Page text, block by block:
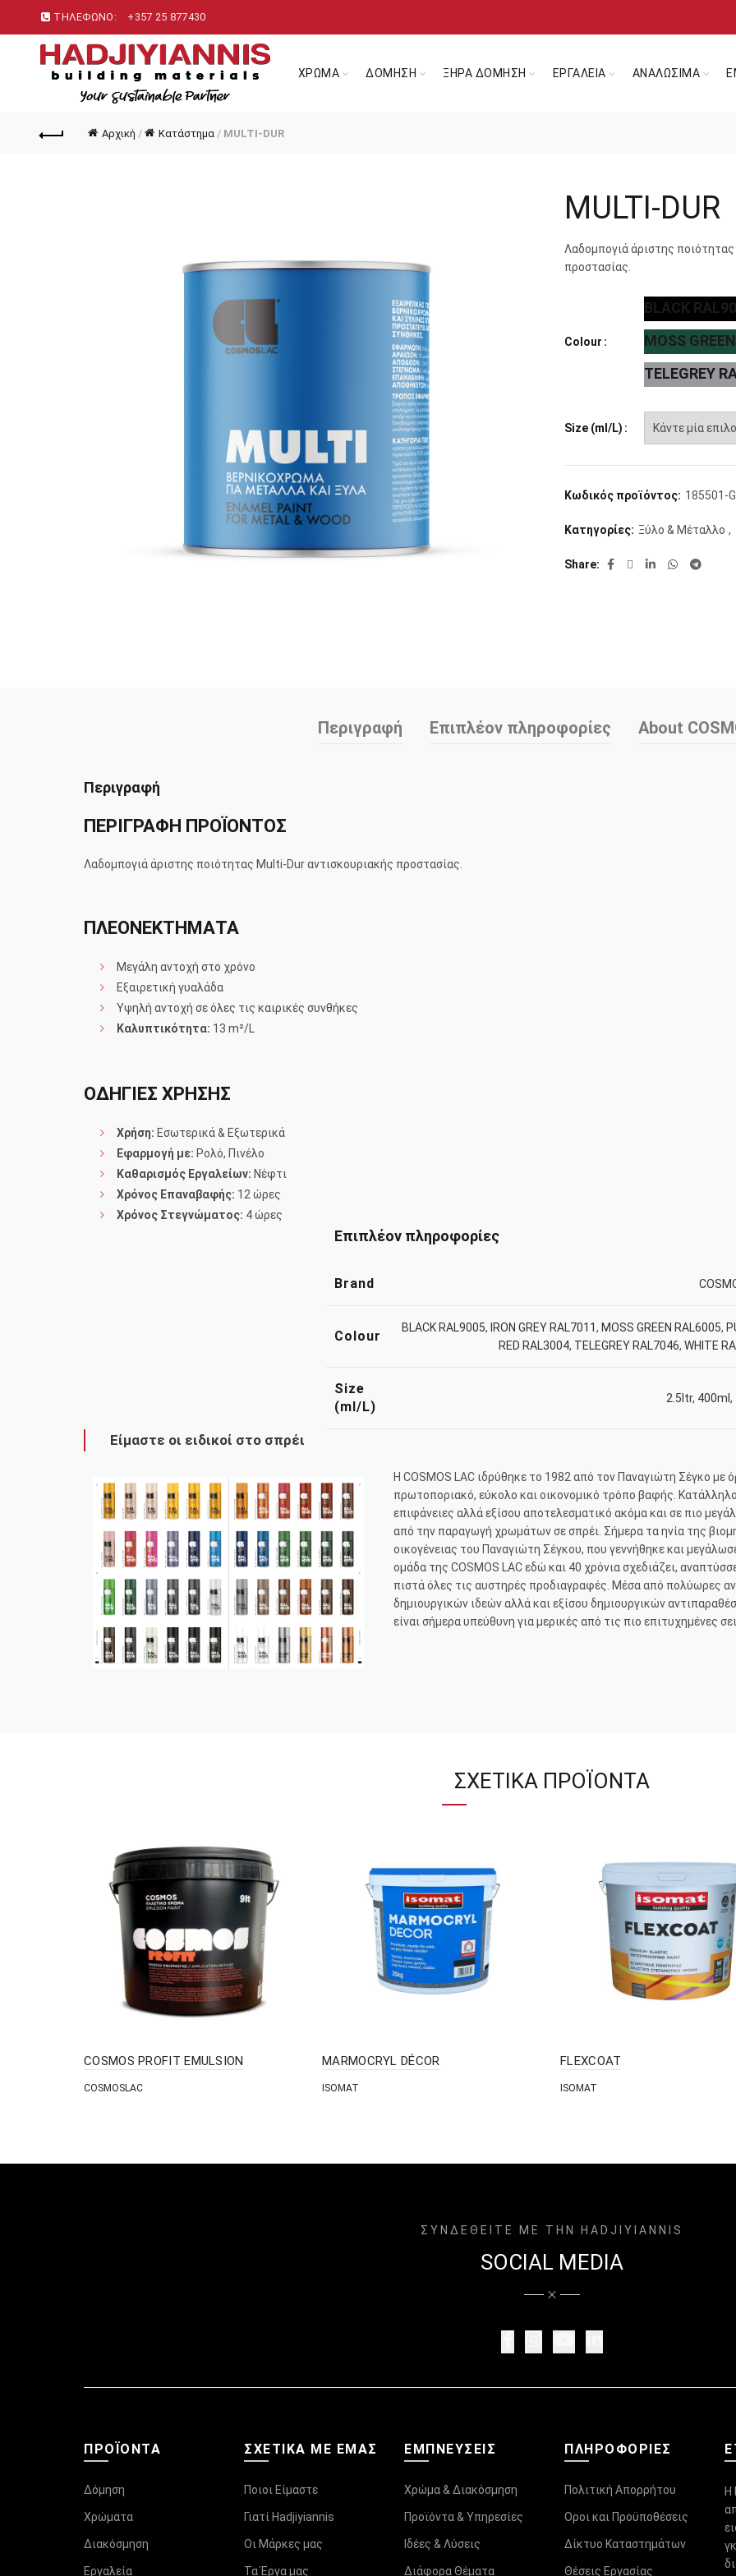
ΤΗΛΕΦΩΝΟ: +357 25 877430
ΧΡΩΜΑ ΔΟΜΗΣΗ ΞΗΡΑ ΔΟΜΗΣΗ ΕΡΓΑΛΕΙΑ ΑΝΑΛΩΣΙΜΑ
Αρχική / Κατάστημα/ MULTI-DUR
MULTI-DUR
Λαδομπογιά άριστης
προστασίας.
Colour
BLACK
MOSS
TELEGREY
Size (ml/L)
Κωδικός προϊόντος: 185501-G
Κατηγορίες: Ξύλο & Μέταλλο ,
Share
Περιγραφή Επιπλέον πληροφορίες About
Περιγραφή
ΠΕΡΙΓΡΑΦΗ ΠΡΟΪΟΝΤΟΣ
Λαδομπογιά άριστης ποιότητας Multi-Dur αντισκουριακής προστασίας.
ΠΛΕΟΝΕΚΤΗΜΑΤΑ
Μεγάλη αντοχή στο χρόνο
Εξαιρετική γυαλάδα
Υψηλή αντοχή σε όλες τις καιρικές συνθήκες
Καλυπτικότητα: 13 m²/L
ΟΔΗΓΙΕΣ ΧΡΗΣΗΣ
Χρήση: Εσωτερικά & Εξωτερικά
Εφαρμογή με: Ρολό, Πινέλο
Καθαρισμός Εργαλείων: Νέφτι
Χρόνος Επαναβαφής: 12 ώρες
Χρόνος Στεγνώματος: 4 ώρες
Επιπλέον πληροφορίες
Brand
Colour
BLACK RAL9005, IRON GREY RAL7011, MOSS GREEN RAL6005,
RED RAL3004, TELEGREY RAL7046, WHITE
Size
(ml/L)
2.5ltr, 400ml ,
Είμαστε οι ειδικοί στο σπρέι
H COSMOS LAC ιδρύθηκε το 1982 από τον Παναγιώτη Σέγκο με
πρωτοποριακό, εύκολο και οικονομικό τρόπο βαφής.
επιφάνειες αλλά εξίσου αποτελεσματικό ακόμα και σε πιο
από την παραγωγή χρωμάτων σε σπρέι. Σήμερα τα ηνία της
οικογένειας του Παναγιώτη Σέγκου, που γεννήθηκε και
ομάδα της COSMOS LAC εδώ και 40 χρόνια σχεδιάζει,
πιστά όλες τις αυστηρές προδιαγραφές. Μέσα από πολύωρες
δημιουργικών ιδεών αλλά και εξίσου δημιουργικών
είναι σήμερα υπεύθυνη για μερικές από τις πιο επιτυχημένες
ΣΧΕΤΙΚΆ ΠΡΟΪΌΝΤΑ
COSMOS PROFIT EMULSION
COSMOSLAC
MARMOCRYL DÉCOR
ISOMAT
FLEXCOAT
ISOMAT
ΣΥΝΔΕΘΕΙΤΕ ΜΕ ΤΗΝ HADJIYIANNIS
SOCIAL MEDIA
ΠΡΟΪΌΝΤΑ
Δόμηση
Χρώματα
Διακόσμηση
Εργαλεία
ΣΧΕΤΙΚΆ ΜΕ ΕΜΑΣ
Ποιοι Είμαστε
Γιατί Hadjiyiannis
Οι Μάρκες μας
Τα Έργα μας
ΕΜΠΝΕΥΣΕΙΣ
Χρώμα & Διακόσμηση
Προϊόντα & Υπηρεσίες
Ιδέες & Λύσεις
Διάφορα Θέματα
ΠΛΗΡΟΦΟΡΊΕΣ
Πολιτική Απορρήτου
Οροι και Προϋποθέσεις
Δίκτυο Καταστημάτων
Θέσεις Εργασίας
Η